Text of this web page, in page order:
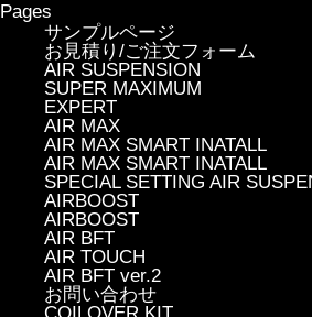
Pages
サンプルページ
お見積り/ご注文フォーム
AIR SUSPENSION
SUPER MAXIMUM
EXPERT
AIR MAX
AIR MAX SMART INATALL
AIR MAX SMART INATALL
SPECIAL SETTING AIR
AIRBOOST
AIRBOOST
AIR BFT
AIR TOUCH
AIR BFT ver.2
お問い合わせ